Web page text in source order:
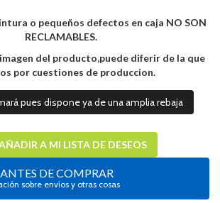
o pequeños defectos en caja NO SON
RECLAMABLES.
del producto,puede diferir de la que
por cuestiones de produccion.
pues dispone ya de una amplia rebaja
A MI LISTA DE DESEOS
ANTES DE COMPRAR
sobre envíos y otras cosas